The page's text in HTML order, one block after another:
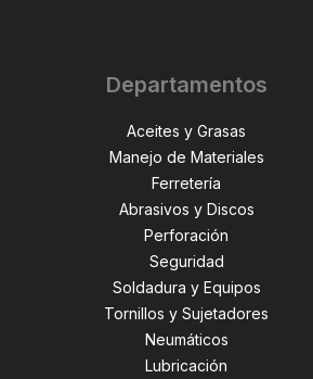
Departamentos
Aceites y Grasas
Manejo de Materiales
Ferretería
Abrasivos y Discos
Perforación
Seguridad
Soldadura y Equipos
Tornillos y Sujetadores
Neumáticos
Lubricación